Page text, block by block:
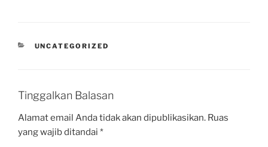
UNCATEGORIZED
Tinggalkan Balasan
Alamat email Anda tidak akan dipublikasikan. Ruas
yang wajib ditandai *